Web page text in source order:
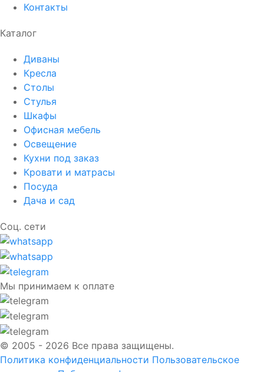
Контакты
Каталог
Диваны
Кресла
Столы
Стулья
Шкафы
Офисная мебель
Освещение
Кухни под заказ
Кровати и матрасы
Посуда
Дача и сад
Соц. сети
Мы принимаем к оплате
© 2005 - 2026 Все права защищены.
Политика конфиденциальности Пользовательское